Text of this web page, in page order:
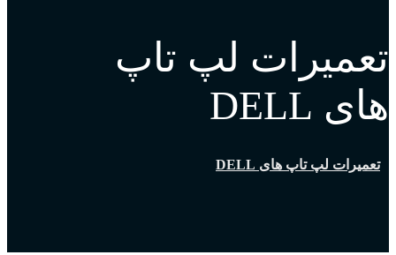
تعمیرات لپ تاپ
های DELL
تعمیرات لپ تاپ های DELL